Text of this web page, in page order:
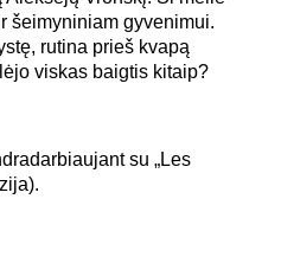
šeimyniniam gyvenimui.
rutina prieš kvapą
viskas baigtis kitaip?
su „Les